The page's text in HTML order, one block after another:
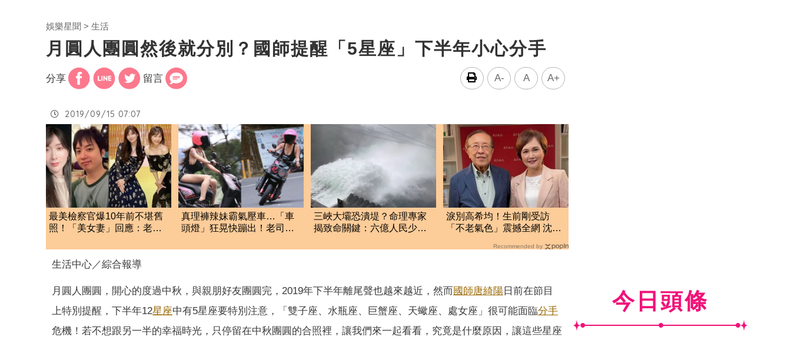
娛樂星聞 生活
月圓人團圓然後就分別？國師提醒「5星座」下半年小心分手
分享 留言 A- A A+
2019/09/15 07:07
最美檢察官爆10年前不堪舊
照！「美女妻」回應：老公
真理褲辣妹霸氣壓車…「車
頭燈」狂晃快蹦出！老司機
三峽大壩恐潰堤？命理專家
揭致命關鍵：六億人民少一
淚別高希均！生前剛受訪
「不老氣色」震撼全網 沈春
Recommended by
生活中心／綜合報導
月圓人團圓，開心的度過中秋，與親朋好友團圓完，2019年下半年離尾聲也越來越近，然而 國師唐綺陽 日前在節目
上特別提醒，下半年12星座中有5星座要特別注意，「雙子座、水瓶座、巨蟹座、天蠍座、處女座」很可能面臨分手
危機！若不想跟另一半的幸福時光，只停留在中秋團圓的合照裡，讓我們來一起看看，究竟是什麼原因，讓這些星座
今日頭條